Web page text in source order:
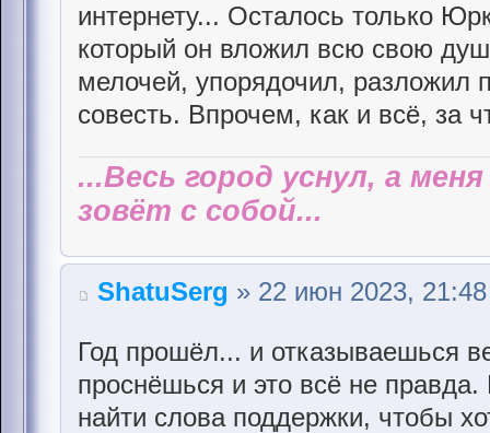
интернету... Осталось только
который он вложил всю свою
мелочей, упорядочил, разложил
совесть. Впрочем, как и всё, за
...Весь город уснул, а
зовёт с собой...
ShatuSerg » 22 июн 2023, 21:48
Год прошёл... и отказываешься
проснёшься и это всё не
найти слова поддержки, чтобы